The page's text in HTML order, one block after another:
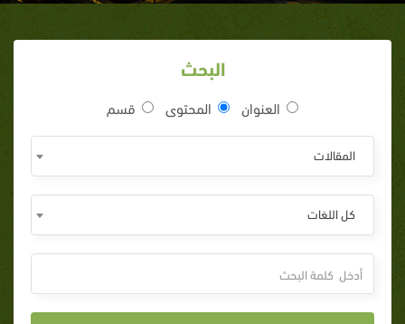
البحث
العنوان المحتوى قسم
المقالات
كل اللغات